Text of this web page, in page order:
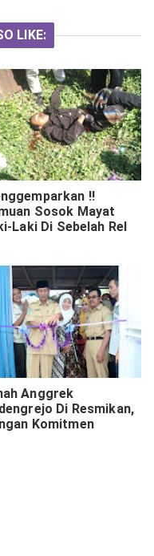
LIKE:
!!
Sosok Mayat
Laki Di Sebelah Rel
Anggrek
Di Resmikan,
Komitmen
SDA dan